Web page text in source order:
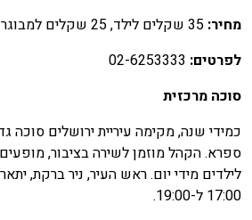
35 שקלים לילד, 25 שקלים למבוגר
02-6253333
מרכזית
שנה, מקימה עיריית ירושלים סוכה
הקהל מוזמן לשירה בציבור, מופעים
מידי יום. ראש העיר, ניר ברקת,
ל-19:00.